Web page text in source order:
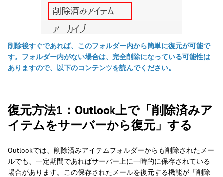
削除後すぐであれば、このフォルダー内から簡単に復元が可能で
す。フォルダー内がない場合は、完全削除になっている可能性は
ありますので、以下のコンテンツを読んでください。
復元方法1：Outlook上で「削除済みア
イテムをサーバーから復元」する
Outlookでは、削除済みアイテムフォルダーからも削除されたメー
ルでも、一定期間であればサーバー上に一時的に保存されている
場合があります。この保存されたメールを復元する機能が「削除